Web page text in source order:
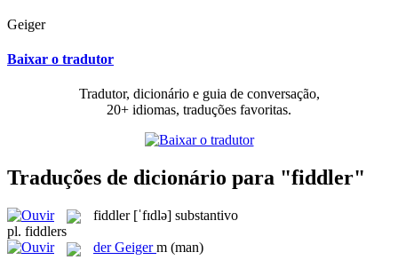
Geiger
Baixar o tradutor
Tradutor, dicionário e guia de conversação,
20+ idiomas, traduções favoritas.
Traduções de dicionário para "fiddler"
fiddler [ˈfɪdlə] substantivo
pl. fiddlers
derGeiger m (man)